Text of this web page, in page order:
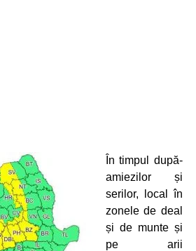
În timpul după-
amiezilor și
serilor, local
în
zonele de deal
și de munte și
pe arii